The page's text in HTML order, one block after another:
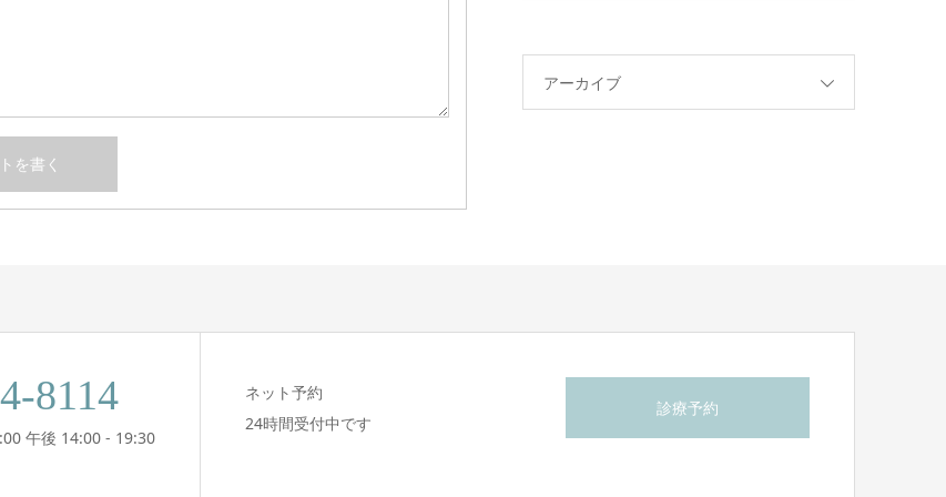
アーカイブ
8114
午後 14:00 - 19:30
ネット予約
24時間受付中です
診療予約